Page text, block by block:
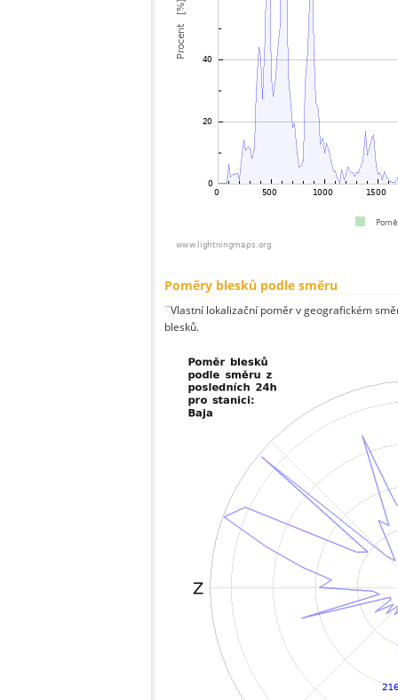
Poměry blesků podle směru
¨Vlastní lokalizační poměr v geografickém
blesků.